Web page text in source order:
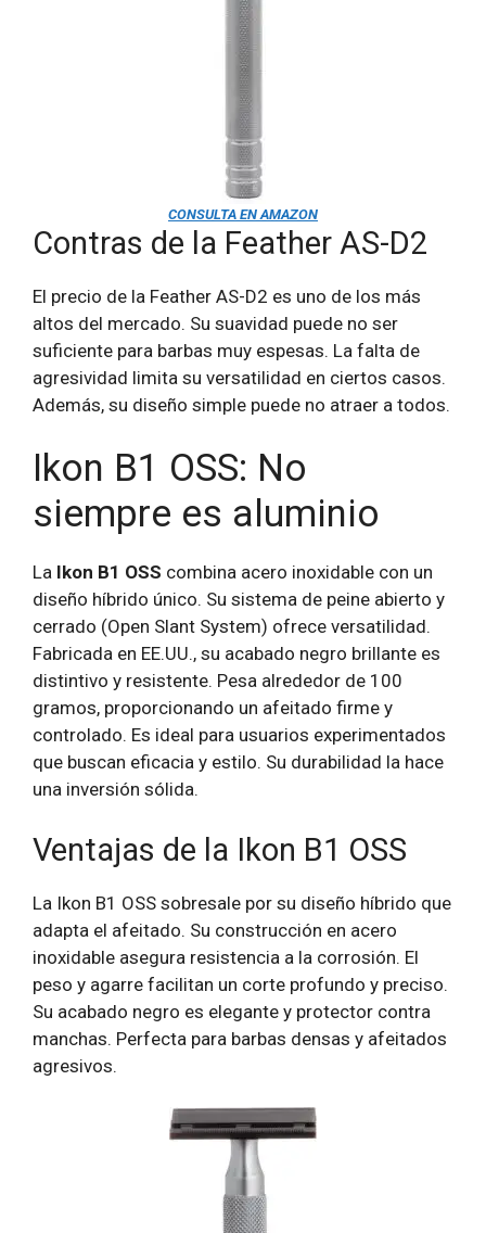
CONSULTA EN AMAZON
Contras de la Feather AS-D2
El precio de la Feather AS-D2 es uno de los más
altos del mercado. Su suavidad puede no ser
suficiente para barbas muy espesas. La falta de
agresividad limita su versatilidad en ciertos casos.
Además, su diseño simple puede no atraer a todos.
Ikon B1 OSS: No
siempre es aluminio
La Ikon B1 OSS combina acero inoxidable con un
diseño híbrido único. Su sistema de peine abierto y
cerrado (Open Slant System) ofrece versatilidad.
Fabricada en EE.UU., su acabado negro brillante es
distintivo y resistente. Pesa alrededor de 100
gramos, proporcionando un afeitado firme y
controlado. Es ideal para usuarios experimentados
que buscan eficacia y estilo. Su durabilidad la hace
una inversión sólida.
Ventajas de la Ikon B1 OSS
La Ikon B1 OSS sobresale por su diseño híbrido que
adapta el afeitado. Su construcción en acero
inoxidable asegura resistencia a la corrosión. El
peso y agarre facilitan un corte profundo y preciso.
Su acabado negro es elegante y protector contra
manchas. Perfecta para barbas densas y afeitados
agresivos.